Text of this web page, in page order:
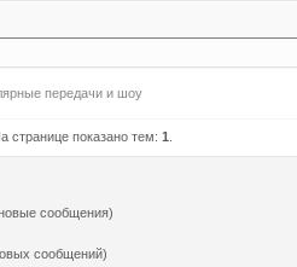
передачи и шоу
странице показано тем:1
сообщения)
сообщений)